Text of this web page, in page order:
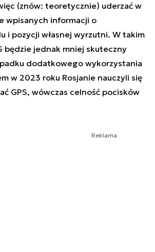
(znów: teoretycznie) uderzać w
wpisanych informacji o
i pozycji własnej wyrzutni. W takim
będzie jednak mniej skuteczny
dodatkowego wykorzystania
w 2023 roku Rosjanie nauczyli się
GPS, wówczas celność pocisków
Reklama